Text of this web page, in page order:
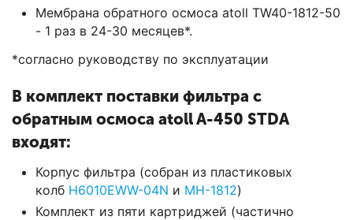
Мембрана обратного осмоса atoll TW40-1812-50
- 1 раз в 24-30 месяцев*.
*согласно руководству по эксплуатации
В комплект поставки фильтра с
обратным осмоса atoll A-450 STDA
входят:
Корпус фильтра (собран из пластиковых
колб H6010EWW-04N и MH-1812)
Комплект из пяти картриджей (частично